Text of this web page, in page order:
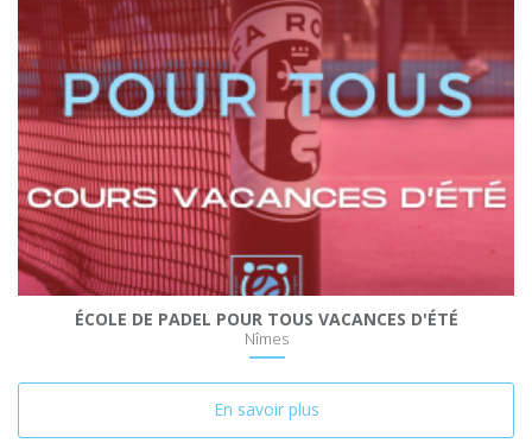
ÉCOLE DE PADEL POUR TOUS VACANCES D'ÉTÉ
Nîmes
En savoir plus